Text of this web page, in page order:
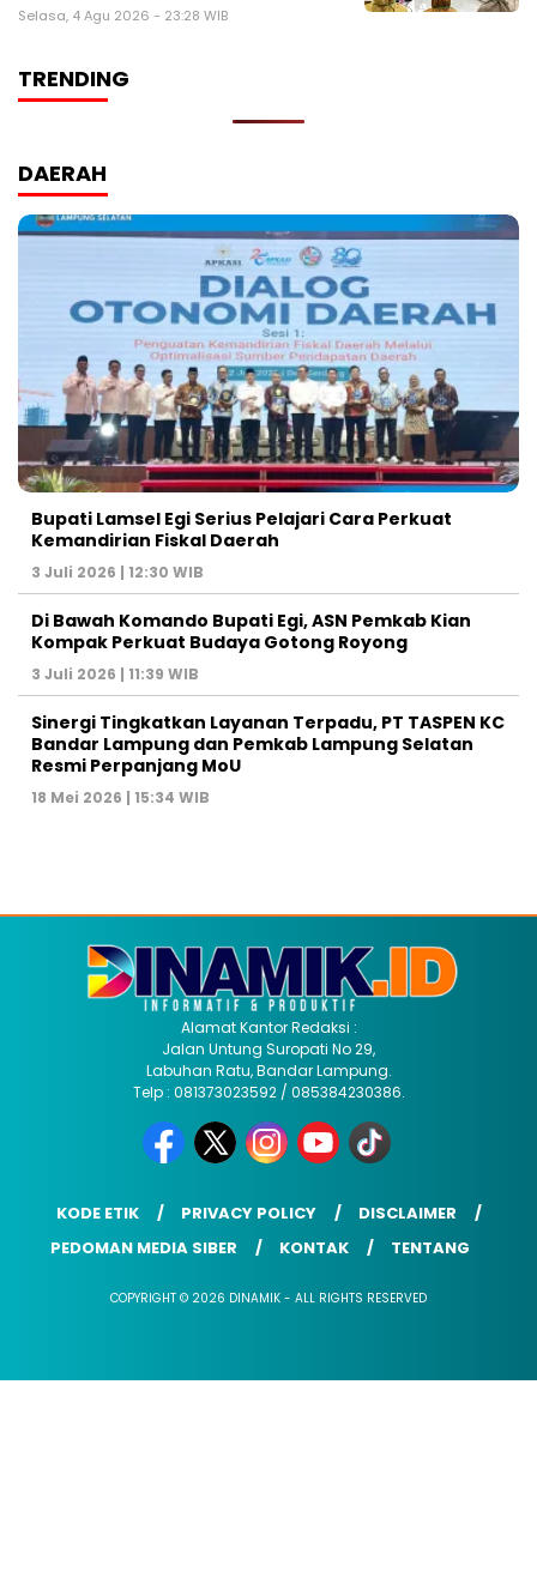
Selasa, 4 Agu 2026 - 23:28 WIB
TRENDING
DAERAH
Bupati Lamsel Egi Serius Pelajari Cara Perkuat
Kemandirian Fiskal Daerah
3 Juli 2026 | 12:30 WIB
Di Bawah Komando Bupati Egi, ASN Pemkab Kian
Kompak Perkuat Budaya Gotong Royong
3 Juli 2026 | 11:39 WIB
Sinergi Tingkatkan Layanan Terpadu, PT TASPEN KC
Bandar Lampung dan Pemkab Lampung Selatan
Resmi Perpanjang MoU
18 Mei 2026 | 15:34 WIB
Alamat Kantor Redaksi :
Jalan Untung Suropati No 29,
Labuhan Ratu, Bandar Lampung.
Telp : 081373023592 / 085384230386.
KODE ETIK PRIVACY POLICY
DISCLAIMER
PEDOMAN MEDIA SIBER
KONTAK TENTANG
COPYRIGHT © 2026 DINAMIK - ALL RIGHTS RESERVED